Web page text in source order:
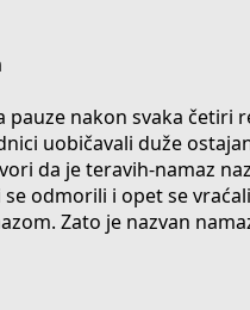
pauze nakon svaka četiri
uobičavali duže
da je teravih-namaz
odmorili i opet se
Zato je nazvan